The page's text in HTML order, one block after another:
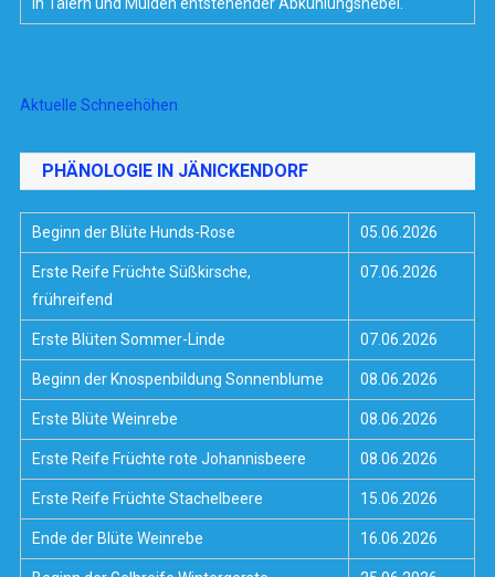
Aktuelle Schneehöhen
PHÄNOLOGIE IN JÄNICKENDORF
Beginn der Blüte Hunds-Rose 05.06.2026
Erste Reife Früchte Süßkirsche,
frühreifend
07.06.2026
Erste Blüten Sommer-Linde 07.06.2026
Beginn der Knospenbildung Sonnenblume 08.06.2026
Erste Blüte Weinrebe 08.06.2026
Erste Reife Früchte rote Johannisbeere 08.06.2026
Erste Reife Früchte Stachelbeere 15.06.2026
Ende der Blüte Weinrebe 16.06.2026